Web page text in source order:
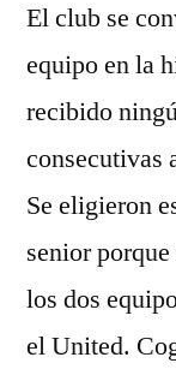
El club se
equipo en la
recibido
consecutivas
Se eligieron
senior
los dos
el United.